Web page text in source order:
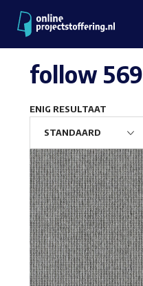
follow 569
ENIG RESULTAAT